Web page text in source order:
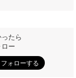
たら
ー